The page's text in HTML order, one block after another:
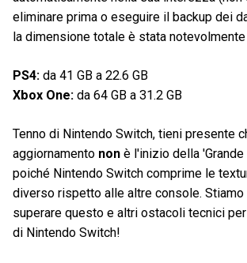
eliminare prima o eseguire il backup dei
la dimensione totale è stata
PS4: da 41 GB a 22.6 GB
Xbox One: da 64 GB a 31.2 GB
Tenno di Nintendo Switch, tieni presente
aggiornamento non è l'inizio della
poiché Nintendo Switch comprime le
diverso rispetto alle altre console. Stiamo
superare questo e altri ostacoli tecnici
di Nintendo Switch!